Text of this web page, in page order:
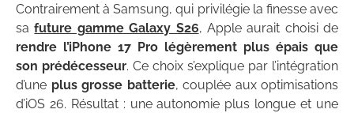
Contrairement à Samsung, qui privilégie la finesse avec
safuture gamme Galaxy S26, Apple aurait choisi de
rendre l’iPhone 17 Pro légèrement plus épais que
son prédécesseur. Ce choix s’explique par l’intégration
d’une plus grosse batterie, couplée aux optimisations
d’iOS 26. Résultat : une autonomie plus longue et une